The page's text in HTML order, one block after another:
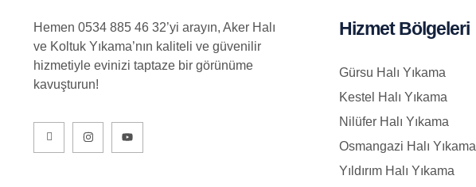
Hemen 0534 885 46 32’yi arayın, Aker Halı
ve Koltuk Yıkama’nın kaliteli ve güvenilir
hizmetiyle evinizi taptaze bir görünüme
kavuşturun!
Hizmet Bölgeleri
Gürsu Halı Yıkama
Kestel Halı Yıkama
Nilüfer Halı Yıkama
Osmangazi Halı Yıkama
Yıldırım Halı Yıkama